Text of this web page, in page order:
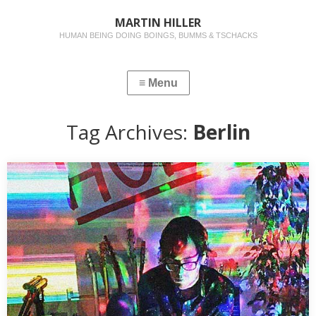
MARTIN HILLER
HUMAN BEING DOING BOINGS, BUMMS & TSCHACKS
Tag Archives: Berlin